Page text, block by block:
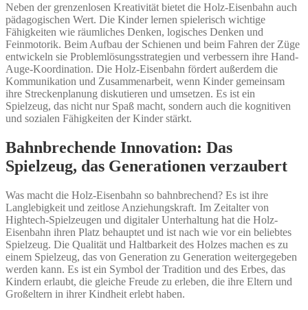
Neben der grenzenlosen Kreativität bietet die Holz-Eisenbahn auch
pädagogischen Wert. Die Kinder lernen spielerisch wichtige
Fähigkeiten wie räumliches Denken, logisches Denken und
Feinmotorik. Beim Aufbau der Schienen und beim Fahren der Züge
entwickeln sie Problemlösungsstrategien und verbessern ihre Hand-
Auge-Koordination. Die Holz-Eisenbahn fördert außerdem die
Kommunikation und Zusammenarbeit, wenn Kinder gemeinsam
ihre Streckenplanung diskutieren und umsetzen. Es ist ein
Spielzeug, das nicht nur Spaß macht, sondern auch die kognitiven
und sozialen Fähigkeiten der Kinder stärkt.
Bahnbrechende Innovation: Das
Spielzeug, das Generationen verzaubert
Was macht die Holz-Eisenbahn so bahnbrechend? Es ist ihre
Langlebigkeit und zeitlose Anziehungskraft. Im Zeitalter von
Hightech-Spielzeugen und digitaler Unterhaltung hat die Holz-
Eisenbahn ihren Platz behauptet und ist nach wie vor ein beliebtes
Spielzeug. Die Qualität und Haltbarkeit des Holzes machen es zu
einem Spielzeug, das von Generation zu Generation weitergegeben
werden kann. Es ist ein Symbol der Tradition und des Erbes, das
Kindern erlaubt, die gleiche Freude zu erleben, die ihre Eltern und
Großeltern in ihrer Kindheit erlebt haben.